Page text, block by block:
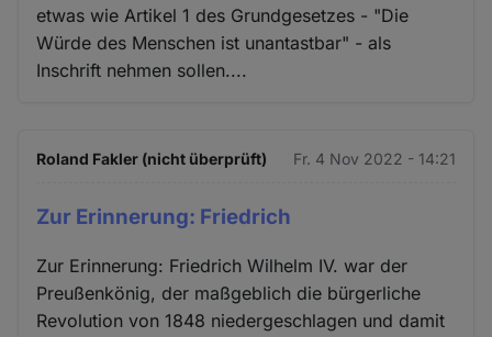
etwas wie Artikel 1 des Grundgesetzes - "Die
Würde des Menschen ist unantastbar" - als
Inschrift nehmen sollen....
Roland Fakler (nicht überprüft) Fr. 4 Nov 2022 - 14:21
Zur Erinnerung: Friedrich
Zur Erinnerung: Friedrich Wilhelm IV. war der
Preußenkönig, der maßgeblich die bürgerliche
Revolution von 1848 niedergeschlagen und damit